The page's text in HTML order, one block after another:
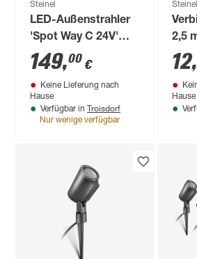
Steinel
LED-Außenstrahler
'Spot Way C 24V'
7,84 W 363 lm
warmweiß,
neutralweiß,
Farbwechsler IP 65
22,6 x 14 x 57,2 cm
149,00 €
Keine Lieferung nach
Hause
Verfügbar in Troisdorf
Nur wenige verfügbar
Steinel
2,5
12
Hause